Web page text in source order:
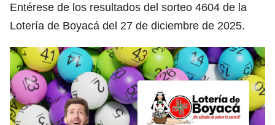
Entérese de los resultados del sorteo 4604 de la
Lotería de Boyacá del 27 de diciembre de 2025.